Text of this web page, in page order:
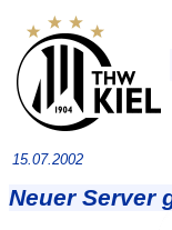
15.07.2002
Neuer Server